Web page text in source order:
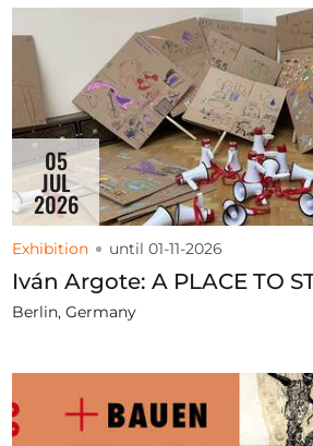
05
JUL
2026
Exhibition until 01-11-2026
Iván Argote: A PLACE TO
Berlin, Germany